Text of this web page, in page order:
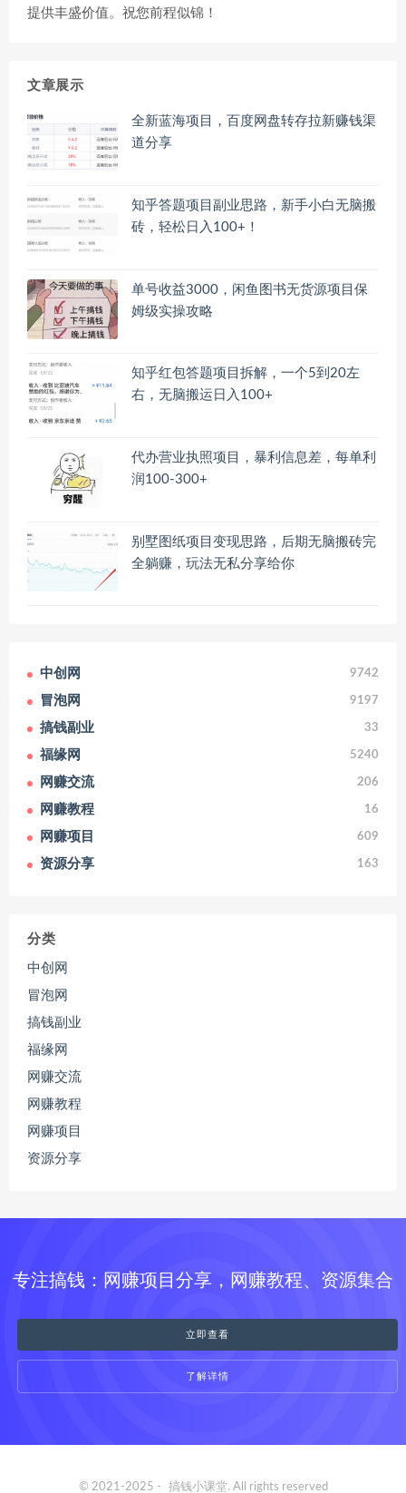
提供丰盛价值。祝您前程似锦！
文章展示
全新蓝海项目，百度网盘转存拉新赚钱渠
道分享
知乎答题项目副业思路，新手小白无脑搬
砖，轻松日入100+！
单号收益3000，闲鱼图书无货源项目保
姆级实操攻略
知乎红包答题项目拆解，一个5到20左
右，无脑搬运日入100+
代办营业执照项目，暴利信息差，每单利
润100-300+
别墅图纸项目变现思路，后期无脑搬砖完
全躺赚，玩法无私分享给你
中创网 9742
冒泡网 9197
搞钱副业 33
福缘网 5240
网赚交流 206
网赚教程 16
网赚项目 609
资源分享 163
分类
中创网
冒泡网
搞钱副业
福缘网
网赚交流
网赚教程
网赚项目
资源分享
专注搞钱：网赚项目分享，网赚教程、资源集合
立即查看
了解详情
© 2021-2025 - 搞钱小课堂. All rights reserved